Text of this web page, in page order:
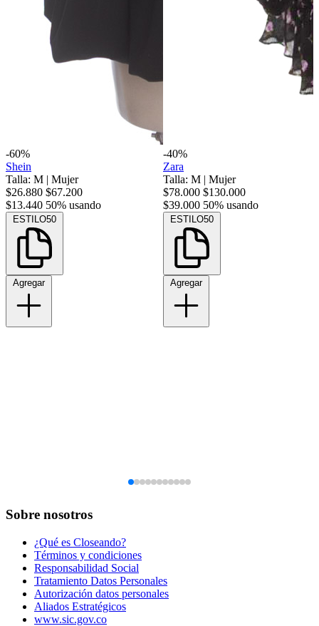
-60%
Shein
Talla: M | Mujer
$26.880 $67.200
$13.440 50% usando
ESTILO50
Agregar
-40%
Zara
Talla: M | Mujer
$78.000 $130.000
$39.000 50% usando
ESTILO50
Agregar
Sobre nosotros
¿Qué es Closeando?
Términos y condiciones
Responsabilidad Social
Tratamiento Datos Personales
Autorización datos personales
Aliados Estratégicos
www.sic.gov.co